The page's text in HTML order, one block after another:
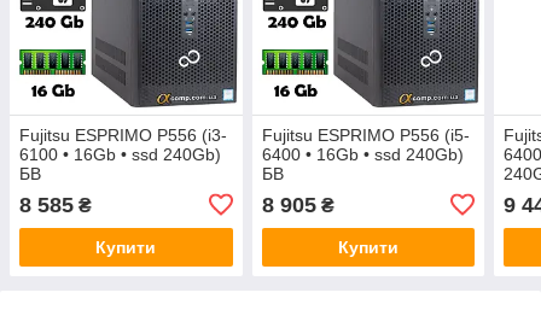
Fujitsu ESPRIMO P556 (i3-
6100 • 16Gb • ssd 240Gb)
БВ
8 585 ₴
Купити
Fujitsu ESPRIMO P556 (i5-
6400 • 16Gb • ssd 240Gb)
БВ
8 905₴
Купити
9